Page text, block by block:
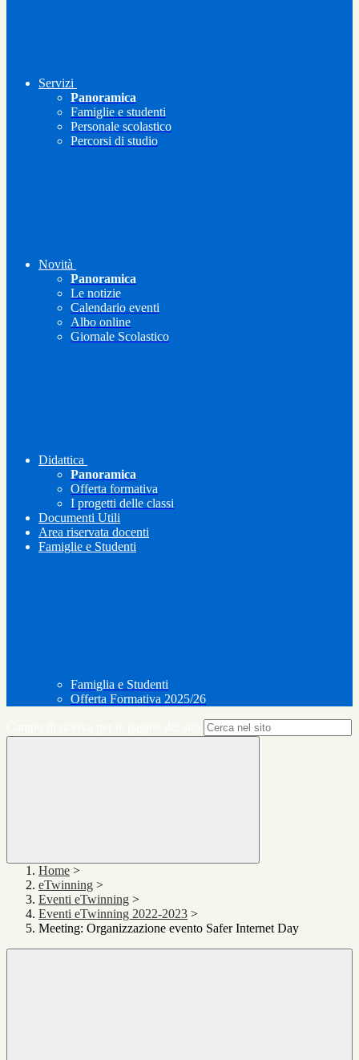
Servizi
Panoramica
Famiglie e studenti
Personale scolastico
Percorsi di studio
Novità
Panoramica
Le notizie
Calendario eventi
Albo online
Giornale Scolastico
Didattica
Panoramica
Offerta formativa
I progetti delle classi
Documenti Utili
Area riservata docenti
Famiglie e Studenti
Famiglia e Studenti
Offerta Formativa 2025/26
Home >
eTwinning >
Eventi eTwinning >
Eventi eTwinning 2022-2023 >
Meeting: Organizzazione evento Safer Internet Day